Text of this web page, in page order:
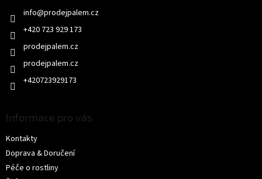
info@prodejpalem.cz
+420 723 929 173
prodejpalem.cz
+420723929173
Informace pro vás
Kontakty
Doprava & Doručení
Péče o rostliny